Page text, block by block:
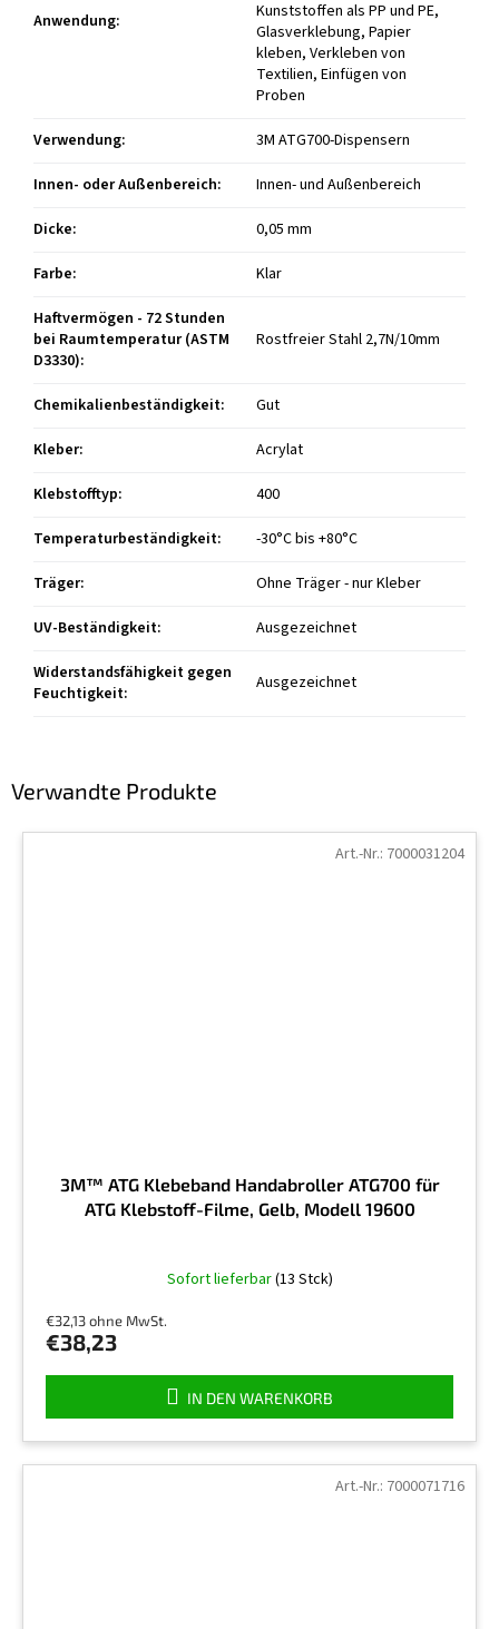
Verwandte Produkte
3M™ ATG Klebeband Handabroller ATG700 für
ATG Klebstoff-Filme, Gelb, Modell 19600
Die
durchschnittliche
von
5
Sternen.
Sofort lieferbar(13 Stck)
€32,13 ohne MwSt.
€38,23
IN DEN WARENKORB
Art.-Nr.: 7000031204
Art.-Nr.: 7000071716
Anwendung:
Kunststoffen als PP und PE,
Glasverklebung, Papier
kleben, Verkleben von
Textilien, Einfügen von
Proben
Verwendung:
3M ATG700-Dispensern
Innen- oder Außenbereich:
Innen- und Außenbereich
Dicke:
0,05 mm
Farbe:
Klar
Haftvermögen - 72 Stunden
bei Raumtemperatur (ASTM
D3330):
Rostfreier Stahl 2,7N/10mm
Chemikalienbeständigkeit:
Gut
Kleber:
Acrylat
Klebstofftyp:
400
Temperaturbeständigkeit:
-30°C bis +80°C
Träger:
Ohne Träger - nur Kleber
UV-Beständigkeit:
Ausgezeichnet
Widerstandsfähigkeit gegen
Feuchtigkeit: Ausgezeichnet